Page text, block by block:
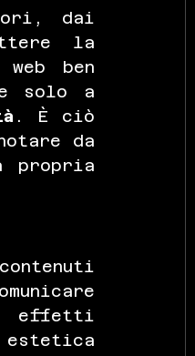
dai
la
ben
solo a
. È ciò
da
propria
effetti